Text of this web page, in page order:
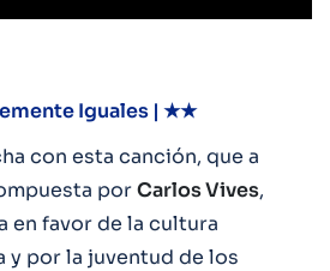
Iguales | ★★
con esta canción, que a
porCarlos Vives,
en favor de la cultura
y por la juventud de los